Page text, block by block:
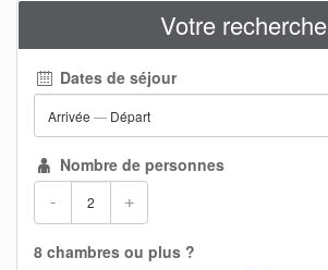
Votre recherche
Dates de séjour
Arrivée — Départ
Nombre de personnes
- +
8 chambres ou plus ?